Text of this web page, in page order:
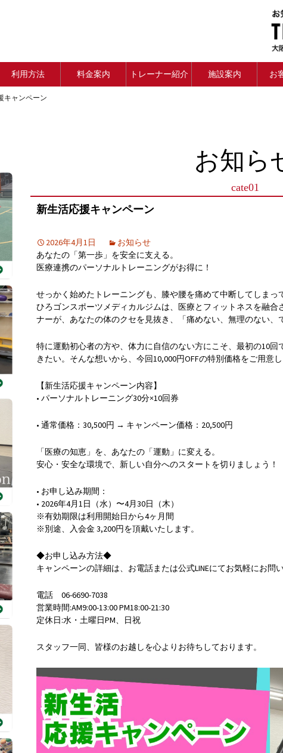
利用方法 料金案内 トレーナー紹介 施設案内 お
キャンペーン
お知ら
cate01
新生活応援キャンペーン
2026年4月1日
お知らせ
あなたの「第一歩」を安全に支える。
医療連携のパーソナルトレーニングがお得に！
せっかく始めたトレーニングも、膝や腰を痛めて中断してしまっ
ひろゴンスポーツメディカルジムは、医療とフィットネスを融
ナーが、あなたの体のクセを見抜き、「痛めない、無理のない、
特に運動初心者の方や、体力に自信のない方にこそ、最初の10
きたい。そんな想いから、今回10,000円OFFの特別価格をご用意し
【新生活応援キャンペーン内容】
• パーソナルトレーニング30分×10回券
• 通常価格：30,500円 → キャンペーン価格：20,500円
「医療の知恵」を、あなたの「運動」に変える。
安心・安全な環境で、新しい自分へのスタートを切りましょう！
• お申し込み期間：
• 2026年4月1日（水）〜4月30日（木）
※有効期限は利用開始日から4ヶ月間
※別途、入会金 3,200円を頂戴いたします。
◆お申し込み方法◆
キャンペーンの詳細は、お電話または公式LINEにてお気軽にお問
電話 06-6690-7038
営業時間:AM9:00-13:00 PM18:00-21:30
定休日:水・土曜日PM、日祝
スタッフ一同、皆様のお越しを心よりお待ちしております。